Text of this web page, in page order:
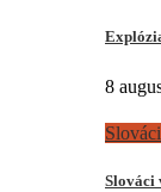
8
Slováci